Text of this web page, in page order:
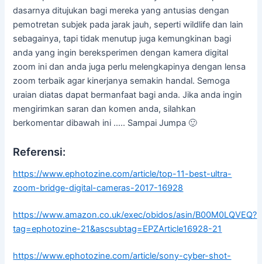
dasarnya ditujukan bagi mereka yang antusias dengan
pemotretan subjek pada jarak jauh, seperti wildlife dan lain
sebagainya, tapi tidak menutup juga kemungkinan bagi
anda yang ingin bereksperimen dengan kamera digital
zoom ini dan anda juga perlu melengkapinya dengan lensa
zoom terbaik agar kinerjanya semakin handal. Semoga
uraian diatas dapat bermanfaat bagi anda. Jika anda ingin
mengirimkan saran dan komen anda, silahkan
berkomentar dibawah ini ….. Sampai Jumpa 🙂
Referensi:
https://www.ephotozine.com/article/top-11-best-ultra-
zoom-bridge-digital-cameras-2017-16928
https://www.amazon.co.uk/exec/obidos/asin/B00M0LQVEQ?
tag=ephotozine-21&ascsubtag=EPZArticle16928-21
https://www.ephotozine.com/article/sony-cyber-shot-